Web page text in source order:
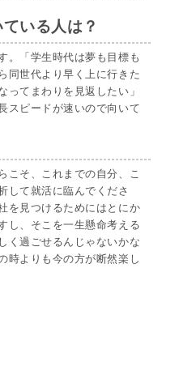
いる人は？
。「学生時代は夢も目標も
同世代より早く上に行きた
ってまわりを見返したい」
スピードが速いので向いて
こそ、これまでの自分、こ
して就活に臨んでくださ
を見つけるためにはとにか
し、そこを一生懸命考える
く過ごせるんじゃないかな
時よりも今の方が断然楽し